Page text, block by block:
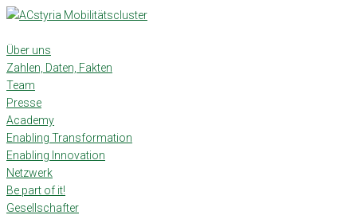
Skip
content
Über uns
Zahlen, Daten, Fakten
Team
Presse
Academy
Enabling Transformation
Enabling Innovation
Netzwerk
Be part of it!
Gesellschafter